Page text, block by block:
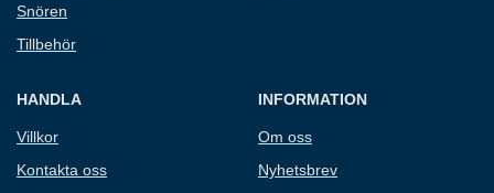
Snören
Tillbehör
HANDLA
Villkor
Kontakta oss
INFORMATION
Om oss
Nyhetsbrev